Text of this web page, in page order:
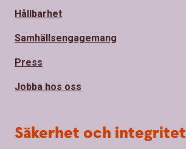
Hållbarhet
Samhällsengagemang
Press
Jobba hos oss
Säkerhet och integritet